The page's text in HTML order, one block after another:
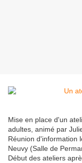
Mise en place d'un
adultes, animé par
Réunion d'information
Neuvy (Salle de
Début des ateliers